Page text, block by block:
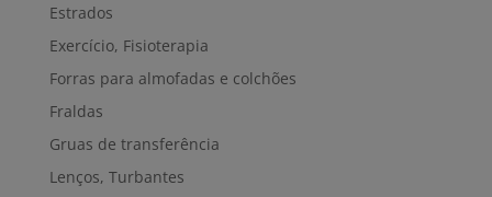
Estrados
Exercício, Fisioterapia
Forras para almofadas e colchões
Fraldas
Gruas de transferência
Lenços, Turbantes